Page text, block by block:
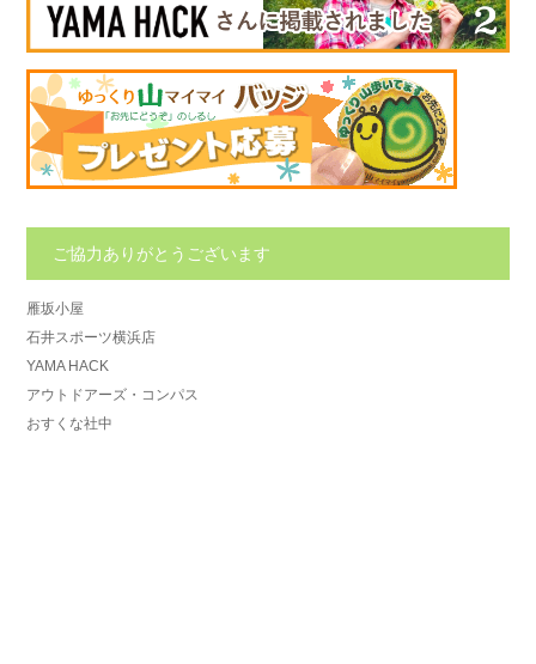
ご協力ありがとうございます
雁坂小屋
石井スポーツ横浜店
YAMA HACK
アウトドアーズ・コンパス
おすくな社中